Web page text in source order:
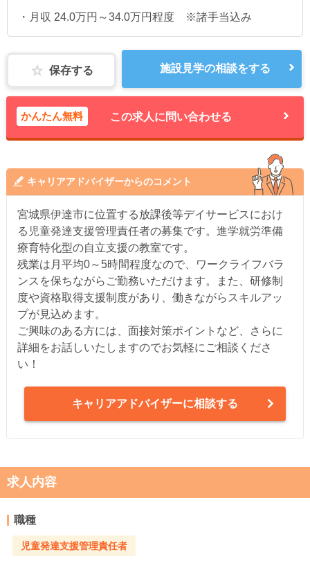
・月収 24.0万円～34.0万円程度 ※諸手当込み
保存する 施設見学の相談をする
かんたん無料 この求人に問い合わせる
キャリアアドバイザーからのコメント
宮城県伊達市に位置する放課後等デイサービスにおけ
る児童発達支援管理責任者の募集です。進学就労準備
療育特化型の自立支援の教室です。
残業は月平均0～5時間程度なので、ワークライフバラ
ンスを保ちながらご勤務いただけます。また、研修制
度や資格取得支援制度があり、働きながらスキルアッ
プが見込めます。
ご興味のある方には、面接対策ポイントなど、さらに
詳細をお話しいたしますのでお気軽にご相談くださ
い！
キャリアアドバイザーに相談する
求人内容
職種
児童発達支援管理責任者